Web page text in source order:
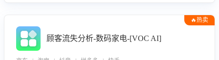
🔥热卖
顾客流失分析-数码家电-[VOC AI]